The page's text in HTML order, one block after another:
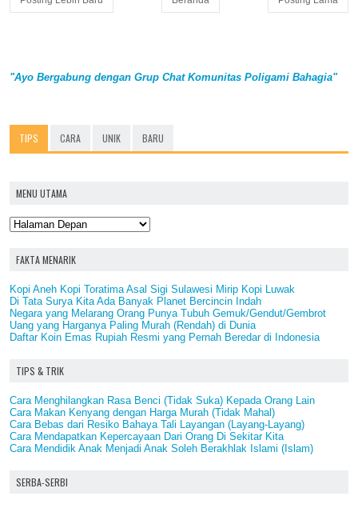
"Ayo Bergabung dengan Grup Chat Komunitas Poligami Bahagia"
TIPS CARA UNIK BARU
MENU UTAMA
FAKTA MENARIK
Kopi Aneh Kopi Toratima Asal Sigi Sulawesi Mirip Kopi Luwak
Di Tata Surya Kita Ada Banyak Planet Bercincin Indah
Negara yang Melarang Orang Punya Tubuh Gemuk/Gendut/Gembrot
Uang yang Harganya Paling Murah (Rendah) di Dunia
Daftar Koin Emas Rupiah Resmi yang Pernah Beredar di Indonesia
TIPS & TRIK
Cara Menghilangkan Rasa Benci (Tidak Suka) Kepada Orang Lain
Cara Makan Kenyang dengan Harga Murah (Tidak Mahal)
Cara Bebas dari Resiko Bahaya Tali Layangan (Layang-Layang)
Cara Mendapatkan Kepercayaan Dari Orang Di Sekitar Kita
Cara Mendidik Anak Menjadi Anak Soleh Berakhlak Islami (Islam)
SERBA-SERBI